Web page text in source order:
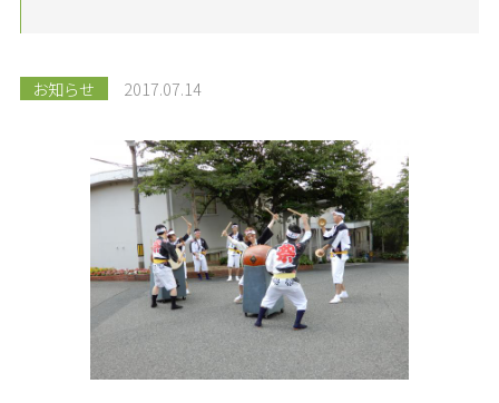
お知らせ 2017.07.14